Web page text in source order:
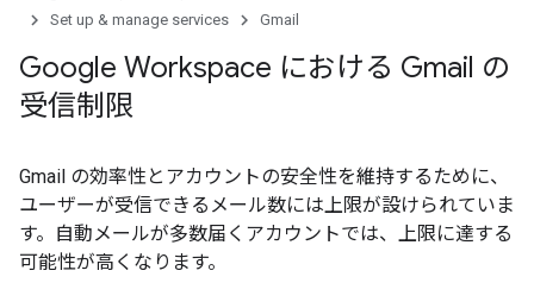
Set up & manage services
Gmail
Google Workspace における Gmail の
受信制限
Gmail の効率性とアカウントの安全性を維持するために、
ユーザーが受信できるメール数には上限が設けられていま
す。自動メールが多数届くアカウントでは、上限に達する
可能性が高くなります。